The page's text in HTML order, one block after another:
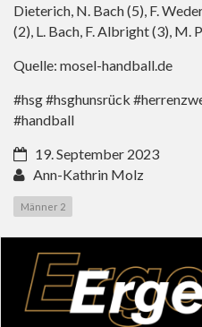
Dieterich, N. Bach (5), F.
(2), L. Bach, F. Albright (3), M.
Quelle: mosel-handball.de
#hsg #hsghunsrück
#handball
19. September 2023
Ann-Kathrin Molz
Männer 2